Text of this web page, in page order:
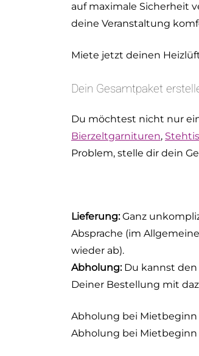
auf maximale Sicherheit
deine Veranstaltung
Miete jetzt deinen
Dein Gesamtpaket
Du möchtest nicht nur
Bierzeltgarnituren,
Problem, stelle dir dein
Lieferung:Ganz
Absprache (im
wieder ab).
Abholung:Du kannst den
Deiner Bestellung mit
Abholung bei Mietbeginn
Abholung bei Mietbeginn